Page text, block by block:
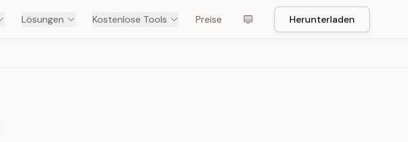
Lösungen Kostenlose Tools Preise Herunterladen